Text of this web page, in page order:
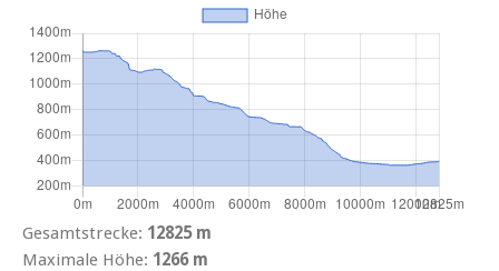
Gesamtstrecke: 12825 m
Maximale Höhe: 1266 m